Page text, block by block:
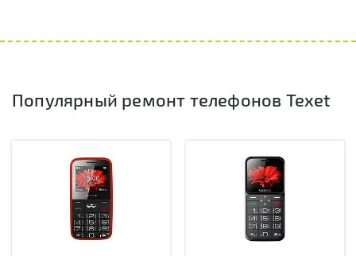
Популярный ремонт телефонов Texet